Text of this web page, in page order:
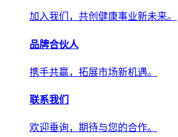
加入我们，共创健康事业新未来。
品牌合伙人
携手共赢，拓展市场新机遇。
联系我们
欢迎垂询，期待与您的合作。